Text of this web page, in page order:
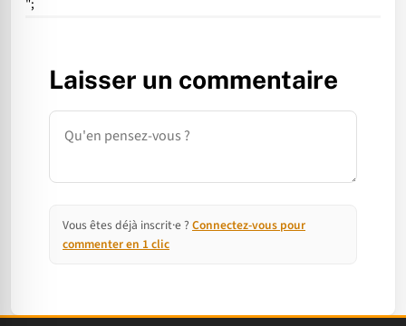
";
Laisser un commentaire
Commentaire
Vous êtes déjà inscrit·e ? Connectez-vous pour
commenter en 1 clic